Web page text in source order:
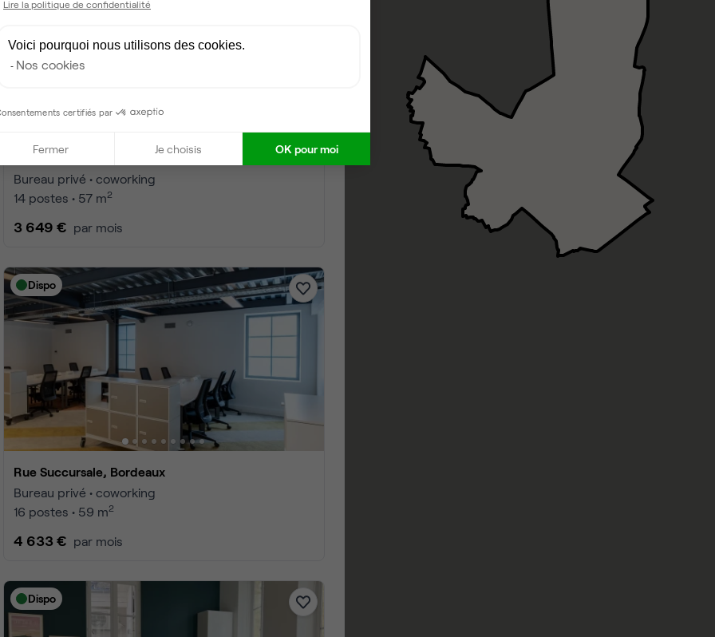
1 à 25
4
Lire la politique de confidentialité
Voici pourquoi nous utilisons des cookies.
Nos cookies
certifiés par
Fermer Je choisis OK pour moi